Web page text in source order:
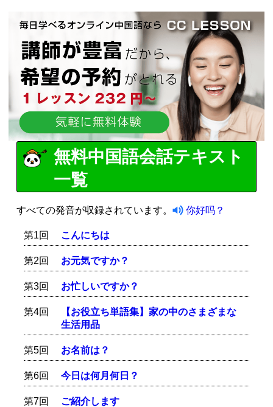
無料中国語会話テキスト
一覧
すべての発音が収録されています。 你好吗？
第1回 こんにちは
第2回 お元気ですか？
第3回 お忙しいですか？
第4回
【お役立ち単語集】家の中のさまざまな
生活用品
第5回 お名前は？
第6回 今日は何月何日？
第7回 ご紹介します